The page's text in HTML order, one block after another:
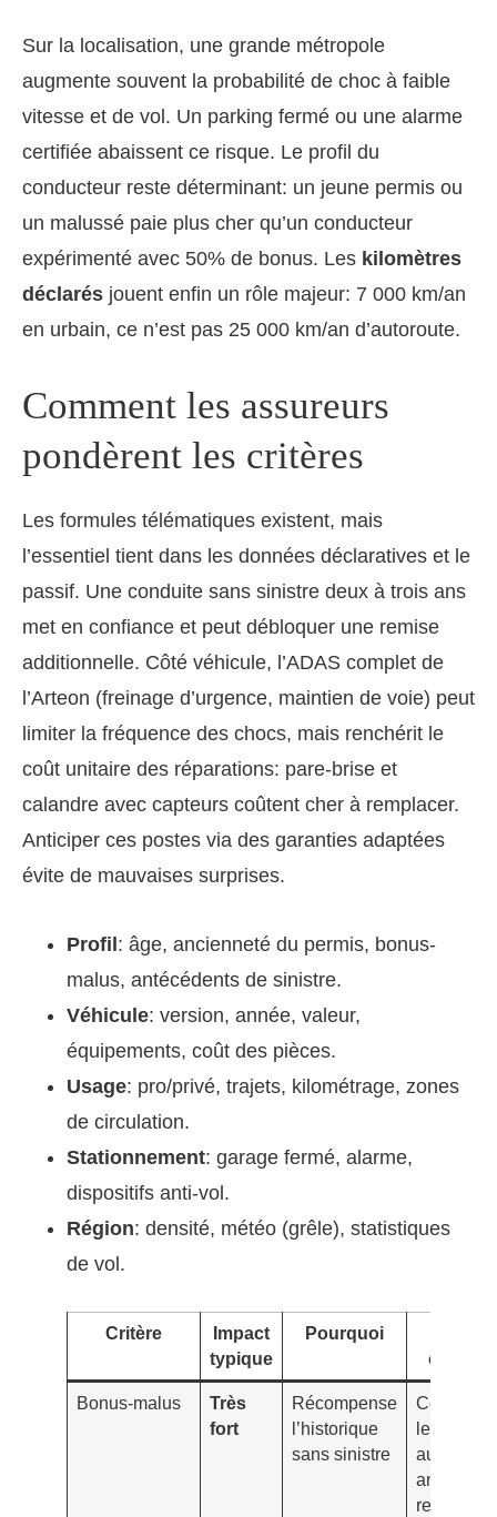
Sur la localisation, une grande métropole
augmente souvent la probabilité de choc à faible
vitesse et de vol. Un parking fermé ou une alarme
certifiée abaissent ce risque. Le profil du
conducteur reste déterminant: un jeune permis ou
un malussé paie plus cher qu’un conducteur
expérimenté avec 50% de bonus. Les kilomètres
déclarés jouent enfin un rôle majeur: 7 000 km/an
en urbain, ce n’est pas 25 000 km/an d’autoroute.
Comment les assureurs
pondèrent les critères
Les formules télématiques existent, mais
l’essentiel tient dans les données déclaratives et le
passif. Une conduite sans sinistre deux à trois ans
met en confiance et peut débloquer une remise
additionnelle. Côté véhicule, l’ADAS complet de
l’Arteon (freinage d’urgence, maintien de voie) peut
limiter la fréquence des chocs, mais renchérit le
coût unitaire des réparations: pare-brise et
calandre avec capteurs coûtent cher à remplacer.
Anticiper ces postes via des garanties adaptées
évite de mauvaises surprises.
Profil: âge, ancienneté du permis, bonus-
malus, antécédents de sinistre.
Véhicule: version, année, valeur,
équipements, coût des pièces.
Usage: pro/privé, trajets, kilométrage, zones
de circulation.
Stationnement: garage fermé, alarme,
dispositifs anti-vol.
Région: densité, météo (grêle), statistiques
de vol.
Critère
Impact
typique
Pourquoi
Bonus-malus
Très
fort
Récompense
l’historique
sans sinistre
le bonus
au moins
ans pour
remises